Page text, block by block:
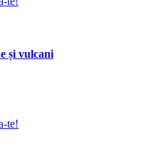
și vulcani